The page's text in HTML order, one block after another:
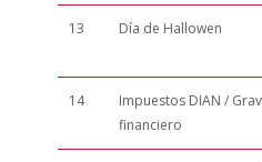
13 Día de Hallowen
14
Impuestos DIAN /
financiero